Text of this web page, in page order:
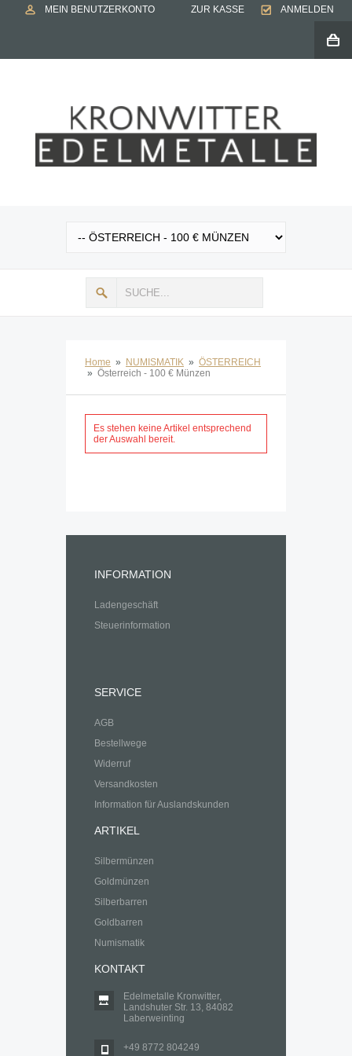
MEIN BENUTZERKONTO ZUR KASSE ANMELDEN
Home » NUMISMATIK » ÖSTERREICH
» Österreich - 100 € Münzen
Es stehen keine Artikel entsprechend
der Auswahl bereit.
INFORMATION
Ladengeschäft
Steuerinformation
SERVICE
AGB
Bestellwege
Widerruf
Versandkosten
Information für Auslandskunden
ARTIKEL
Silbermünzen
Goldmünzen
Silberbarren
Goldbarren
Numismatik
KONTAKT
Edelmetalle Kronwitter,
Landshuter Str. 13, 84082
Laberweinting
+49 8772 804249